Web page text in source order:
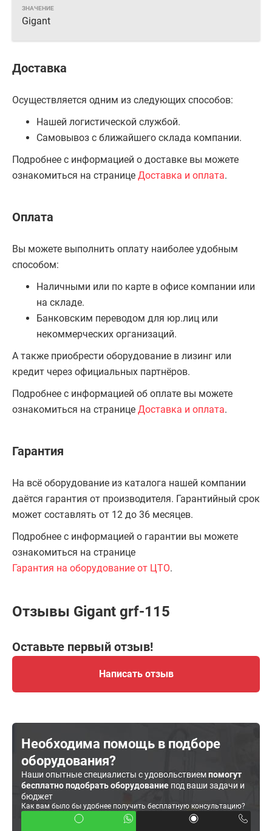
Gigant
Доставка
Осуществляется одним из следующих способов:
Нашей логистической службой.
Самовывоз с ближайшего склада компании.
Подробнее с информацией о доставке вы можете
ознакомиться на странице Доставка и оплата.
Оплата
Вы можете выполнить оплату наиболее удобным
способом:
Наличными или по карте в офисе компании или
на складе.
Банковским переводом для юр.лиц или
некоммерческих организаций.
А также приобрести оборудование в лизинг или
кредит через официальных партнёров.
Подробнее с информацией об оплате вы можете
ознакомиться на странице Доставка и оплата.
Гарантия
На всё оборудование из каталога нашей компании
даётся гарантия от производителя. Гарантийный срок
может составлять от 12 до 36 месяцев.
Подробнее с информацией о гарантии вы можете
ознакомиться на странице
Гарантия на оборудование от ЦТО.
Отзывы Gigant grf-115
Оставьте первый отзыв!
Написать отзыв
Необходима помощь в подборе
оборудования?
Наши опытные специалисты с удовольствиемпомогут
бесплатно подобрать оборудование под ваши задачи и
бюджет
Как вам было бы удобнее получить бесплатную консультацию?